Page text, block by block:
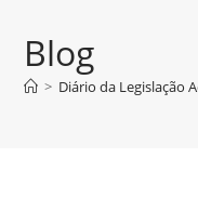
Blog
> Diário da Legislação